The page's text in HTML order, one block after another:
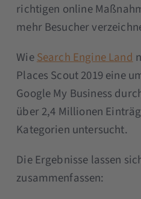
richtigen online
mehr Besucher
WieSearch Engine Land
Places Scout 2019 eine
Google My Business
über 2,4 Millionen
Kategorien untersucht.
Die Ergebnisse lassen
zusammenfassen: